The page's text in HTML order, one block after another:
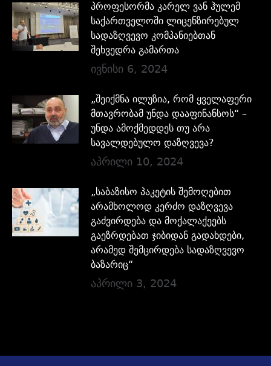
პროფესორმა კარელ ვან ჰულემ
საქართველოში ლიცენზირებულ
სადაზღვევო კომპანიებთან
შეხვედრა გამართა
ივნისი 6, 2024
„შეიქმნა ილუზია, რომ ყველაფერი
მთავრობამ უნდა დააფინანსოს“ –
უნდა ამოქმედდეს თუ არა
სავალდებულო დაზღვევა?
აპრილი 10, 2024
„საბაზისო პაკეტის შემოღებით
არამხოლოდ კერძო დაზღვევა
გაძვირდება და მოქალაქეებს
გაეზრდებათ ჯიბიდან გადახდები,
არამედ შემცირდება სადაზღვევო
ბაზარიც“
აპრილი 3, 2024